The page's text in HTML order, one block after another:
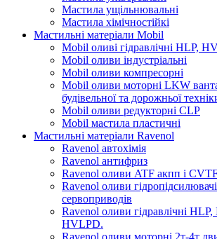
Мастила ущільнювальні
Мастила хімічностійкі
Мастильні матеріали Mobil
Mobil оливі гідравлічні HLP,
Mobil оливи індустріальні
Mobil оливи компресорні
Mobil оливи моторні LKW
будівельної та дорожньої
Mobil оливи редукторні CLP
Mobil мастила пластичні
Мастильні матеріали Ravenol
Ravenol автохімія
Ravenol антифриз
Ravenol оливи ATF акпп і CVTF
Ravenol оливи
сервоприводів
Ravenol оливи гідравлічні
HVLPD.
Ravenol оливи моторні 2т-4т